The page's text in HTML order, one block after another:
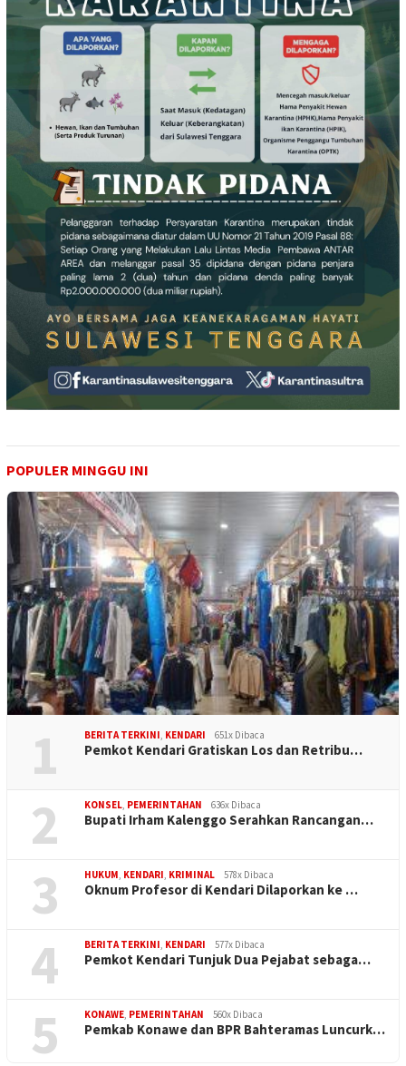
POPULER MINGGU INI
1 BERITA TERKINI, KENDARI 651x Dibaca
Pemkot Kendari Gratiskan Los dan Retribu…
2 KONSEL, PEMERINTAHAN 636x Dibaca
Bupati Irham Kalenggo Serahkan Rancangan…
3 HUKUM, KENDARI, KRIMINAL 578x Dibaca
Oknum Profesor di Kendari Dilaporkan ke …
4 BERITA TERKINI, KENDARI 577x Dibaca
Pemkot Kendari Tunjuk Dua Pejabat sebaga…
5 KONAWE, PEMERINTAHAN 560x Dibaca
Pemkab Konawe dan BPR Bahteramas Luncurk…